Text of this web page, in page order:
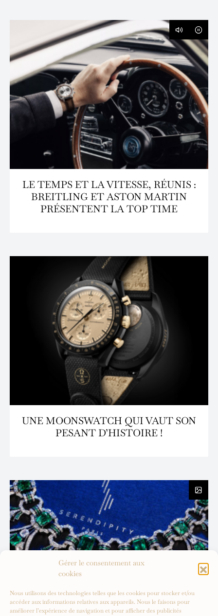
Gérer le consentement aux
cookies
Nous utilisons des technologies telles que les cookies pour stocker et/ou
accéder aux informations relatives aux appareils. Nous le faisons pour
améliorer l’expérience de navigation et pour afficher des publicités
LE TEMPS ET LA VITESSE, RÉUNIS :
BREITLING ET ASTON MARTIN
PRÉSENTENT LA TOP TIME
UNE MOONSWATCH QUI VAUT SON
PESANT D’HISTOIRE !